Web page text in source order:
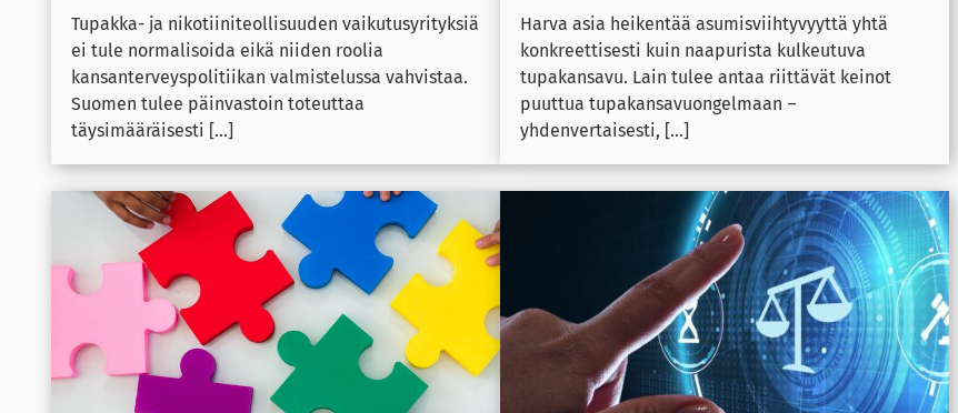
Tupakka- ja nikotiiniteollisuuden vaikutusyrityksiä
ei tule normalisoida eikä niiden roolia
kansanterveyspolitiikan valmistelussa vahvistaa.
Suomen tulee päinvastoin toteuttaa
täysimääräisesti [...]
Harva asia heikentää asumisviihtyvyyttä yhtä
konkreettisesti kuin naapurista kulkeutuva
tupakansavu. Lain tulee antaa riittävät keinot
puuttua tupakansavuongelmaan –
yhdenvertaisesti, [...]